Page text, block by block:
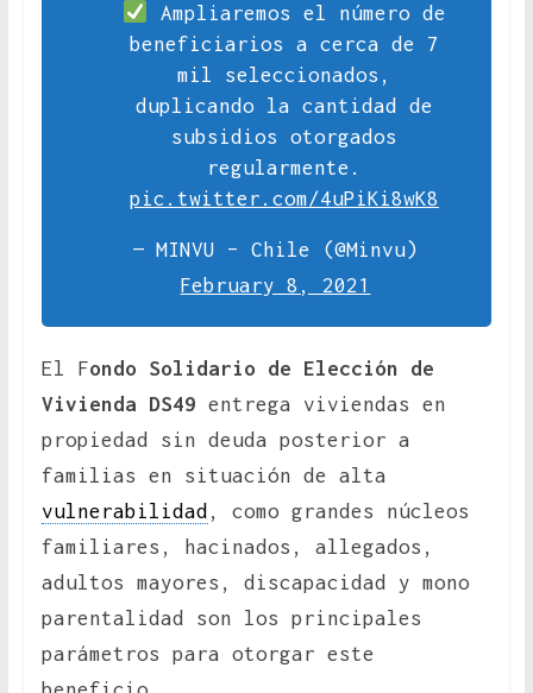
Ampliaremos el número de
beneficiarios a cerca de 7
mil seleccionados,
duplicando la cantidad de
subsidios otorgados
regularmente.
pic.twitter.com/4uPiKi8wK8
— MINVU – Chile (@Minvu)
February 8, 2021
El Fondo Solidario de Elección de
Vivienda DS49 entrega viviendas en
propiedad sin deuda posterior a
familias en situación de alta
vulnerabilidad , como grandes núcleos
familiares, hacinados, allegados,
adultos mayores, discapacidad y mono
parentalidad son los principales
parámetros para otorgar este